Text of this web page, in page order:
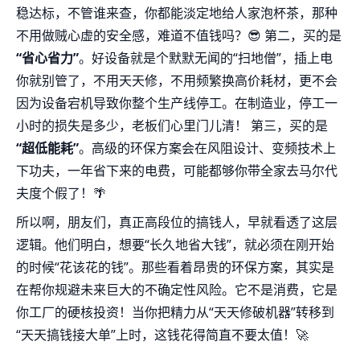
稳达标，不管谁来查，你都能淡定地给人家泡杯茶，那种
不用做贼心虚的安全感，难道不值钱吗？😎 第二，买的是
“省心省力”。好设备就是个默默无闻的“扫地僧”，插上电
你就别管了，不用天天修，不用频繁换高价耗材，更不会
因为设备宕机导致你整个生产线停工。在制造业，停工一
小时的损失是多少，老板们心里门儿清！ 第三，买的是
“超低能耗”。高级的环保方案会在风阻设计、变频技术上
下功夫，一年省下来的电费，可能都够你带全家去马尔代
夫度个假了！🌴
所以啊，朋友们，真正高段位的搞钱人，早就看透了这层
逻辑。他们明白，想要“长久地省大钱”，就必须在刚开始
的时候“花该花的钱”。那些看着昂贵的环保方案，其实是
在帮你规避未来巨大的不确定性风险。它不是消费，它是
你工厂的硬核投资！当你把精力从“天天修破机器”转移到
“天天搞钱接大单”上时，这钱花得简直不要太值！🚀